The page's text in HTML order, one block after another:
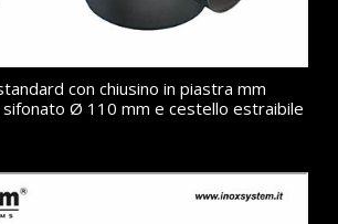
con chiusino in piastra mm
Ø 110 mm e cestello estraibile